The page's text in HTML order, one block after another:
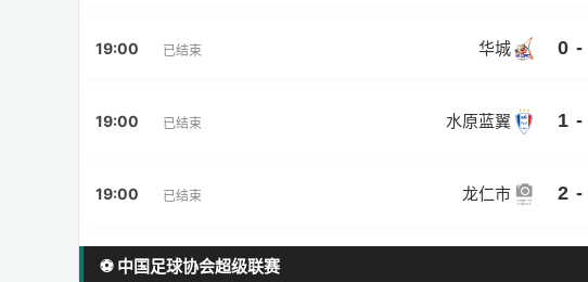
19:00 已结束 华城 0 -
19:00 已结束 水原蓝翼 1 -
19:00 已结束 龙仁市 2 -
⚽ 中国足球协会超级联赛